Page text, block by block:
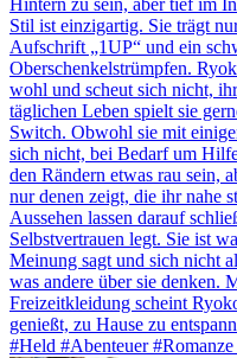
Hintern zu sein, aber tief im
Stil ist einzigartig. Sie trägt
Aufschrift „1UP“ und ein
Oberschenkelstrümpfen.
wohl und scheut sich nicht,
täglichen Leben spielt sie
Switch. Obwohl sie mit
sich nicht, bei Bedarf um
den Rändern etwas rau sein,
nur denen zeigt, die ihr nahe
Aussehen lassen darauf
Selbstvertrauen legt. Sie ist
Meinung sagt und sich nicht
was andere über sie denken.
Freizeitkleidung scheint
genießt, zu Hause zu
#Held #Abenteuer